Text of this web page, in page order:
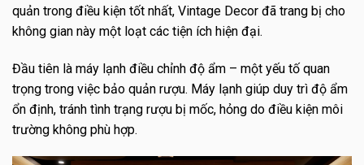
quản trong điều kiện tốt nhất, Vintage Decor đã trang bị cho
không gian này một loạt các tiện ích hiện đại.
Đầu tiên là máy lạnh điều chỉnh độ ẩm – một yếu tố quan
trọng trong việc bảo quản rượu. Máy lạnh giúp duy trì độ ẩm
ổn định, tránh tình trạng rượu bị mốc, hỏng do điều kiện môi
trường không phù hợp.